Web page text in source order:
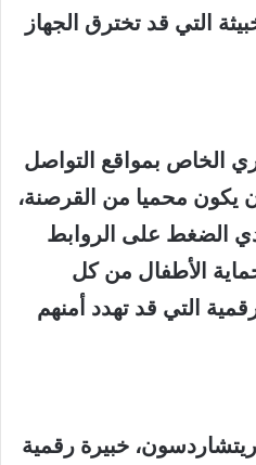
التي قد تخترق الجهاز
الخاص بمواقع التواصل
يكون محميا من القرصنة،
الضغط على الروابط
الأطفال من كل
التي قد تهدد أمنهم
خبيرة رقمية